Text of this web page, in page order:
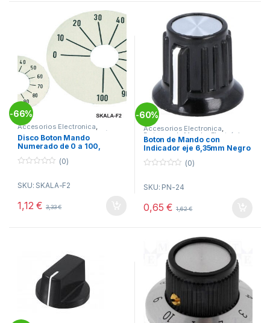
-66%
Accesorios Electronica
Botones de Mando Electrónica
Disco Boton Mando
Numerado de 0 a 100,
Plata
u
(0)
SKU: SKALA-F2
1,12€ 3,33€
-60%
Accesorios Electronica,
Botones de Mando Electrónica
Boton de Mando con
Indicador eje 6,35mm Negro
20x17mm
u
f
(0)
SKU: PN-24
0,65€ 1,62€